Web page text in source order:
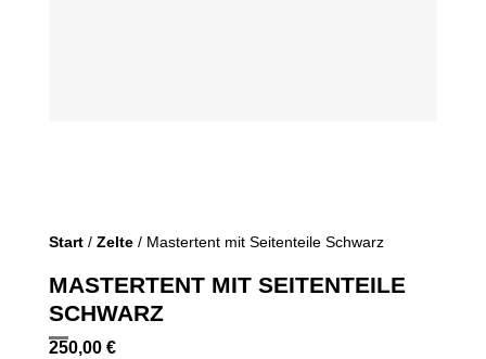
Start / Zelte / Mastertent mit Seitenteile Schwarz
MASTERTENT MIT SEITENTEILE
SCHWARZ
250,00 €